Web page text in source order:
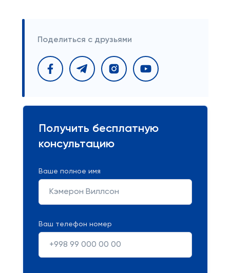
Поделиться с друзьями
Получить бесплатную
консультацию
Ваше полное имя
Ваш телефон номер